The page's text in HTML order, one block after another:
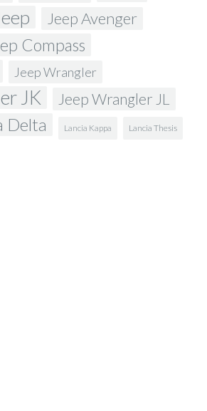
Jeep Avenger
Compass
Jeep Wrangler
JK Jeep Wrangler JL
Delta Lancia Kappa Lancia Thesis